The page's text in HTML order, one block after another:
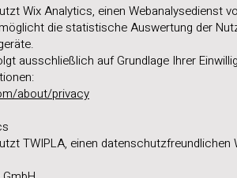
Wix Analytics, einen Webanalysedienst
die statistische Auswertung der
ausschließlich auf Grundlage Ihrer
about/privacy
TWIPLA, einen